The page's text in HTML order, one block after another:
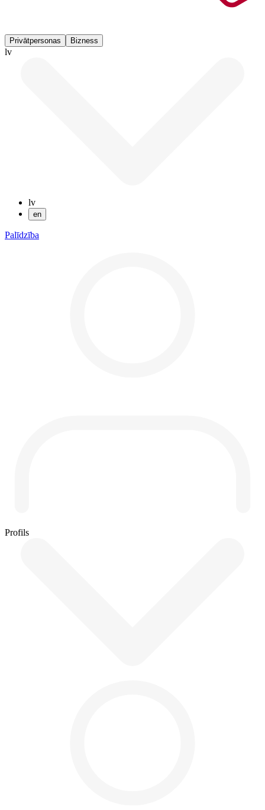
Privātpersonas Bizness
lv
lv
en
Palīdzība
Profils